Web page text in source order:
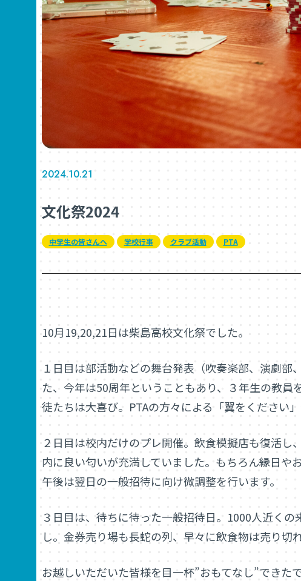
2024.10.21
文化祭2024
中学生の皆さんへ 学校行事 クラブ活動 PTA
10月19,20,21日は柴島高校文化祭でした。
１日目は部活動などの舞台発表（吹奏楽部、演劇
た、今年は50周年ということもあり、３年生の教
徒たちは大喜び。PTAの方々による「翼をください
２日目は校内だけのプレ開催。飲食模擬店も復活
内に良い匂いが充満していました。もちろん縁日や
午後は翌日の一般招待に向け微調整を行います。
３日目は、待ちに待った一般招待日。1000人近く
し。金券売り場も長蛇の列、早々に飲食物は売り切
お越しいただいた皆様を目一杯”おもてなし”できた